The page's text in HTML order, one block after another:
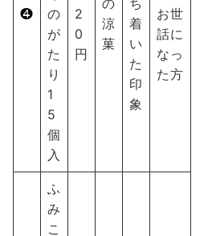
❹
の
が
た
り
1
5
個
入
2
0
円
の
涼
菓
ち
着
い
た
印
象
お世
話に
なっ
た方
ふ
み
こ